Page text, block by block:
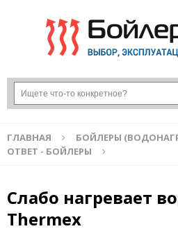
ГЛАВНАЯ БОЙЛЕРЫ
ОТВЕТ - БОЙЛЕРЫ
Слабо нагревает
Thermex